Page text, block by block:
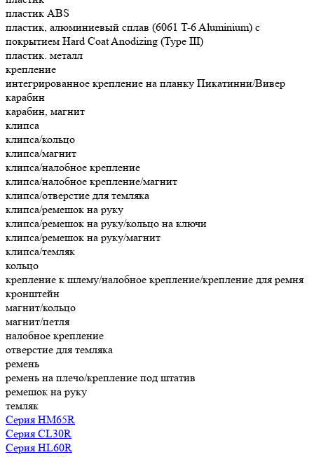
пластик ABS
пластик, алюминиевый сплав (6061 T-6 Aluminium) с
покрытием Hard Coat Anodizing (Type III)
пластик. металл
крепление
интегрированное крепление на планку Пикатинни/Вивер
карабин
карабин, магнит
клипса
клипса/кольцо
клипса/магнит
клипса/налобное крепление
клипса/налобное крепление/магнит
клипса/отверстие для темляка
клипса/ремешок на руку
клипса/ремешок на руку/кольцо на ключи
клипса/ремешок на руку/магнит
клипса/темляк
кольцо
крепление к шлему/налобное крепление/крепление для ремня
кронштейн
магнит/кольцо
магнит/петля
налобное крепление
отверстие для темляка
ремень
ремень на плечо/крепление под штатив
ремешок на руку
темляк
Серия HM65R
Серия CL30R
Серия HL60R